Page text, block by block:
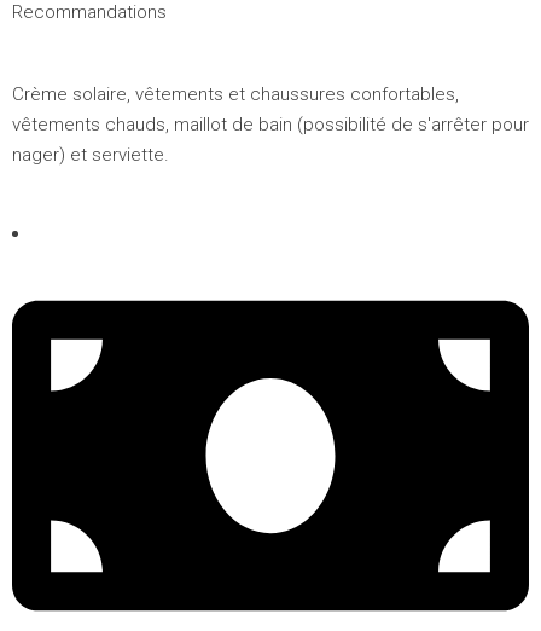
Recommandations
Crème solaire, vêtements et chaussures confortables,
vêtements chauds, maillot de bain (possibilité de s'arrêter pour
nager) et serviette.